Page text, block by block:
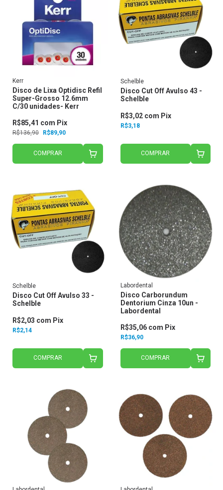
Kerr
Disco de Lixa Optidisc Refil
Super-Grosso 12.6mm
C/30 unidades- Kerr
R$136,90 R$89,90
R$85,41 com Pix
COMPRAR
Schelble
Disco Cut Off Avulso 43 -
Schelble
R$3,18
R$3,02 com Pix
COMPRAR
Schelble
Disco Cut Off Avulso 33 -
Schelble
R$2,14
R$2,03 com Pix
COMPRAR
Labordental
Disco Carborundum
Dentorium Cinza 10un -
Labordental
R$36,90
R$35,06 com Pix
COMPRAR